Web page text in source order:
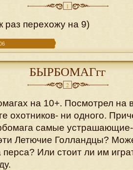
1
раз перехожу на 9)
БЫРБОМАГгг
2
на 10+. Посмотрел на
охотников- ни одного.
самые устрашающие-
Летючие Голландцы?
перса? Или стоит ли им